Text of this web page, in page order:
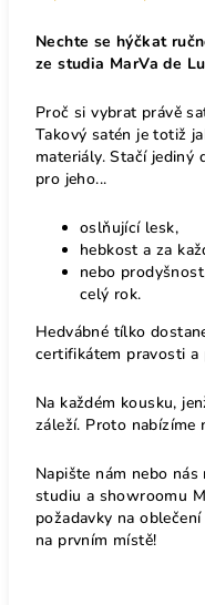
Nechte se hýčkat
ze studia MarVa de
Proč si vybrat právě
Takový satén je totiž
materiály. Stačí jediný
pro jeho...
oslňující lesk,
hebkost a za
nebo
celý rok.
Hedvábné tílko
certifikátem pravosti a
Na každém kousku,
záleží. Proto nabízíme
Napište nám nebo
studiu a showroomu
požadavky na
na prvním místě!